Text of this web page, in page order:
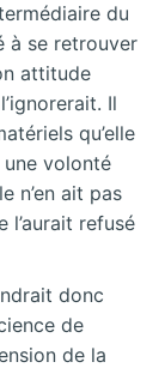
du
à se retrouver
attitude
Il
qu’elle
volonté
n’en ait pas
l’aurait refusé
donc
de
de la